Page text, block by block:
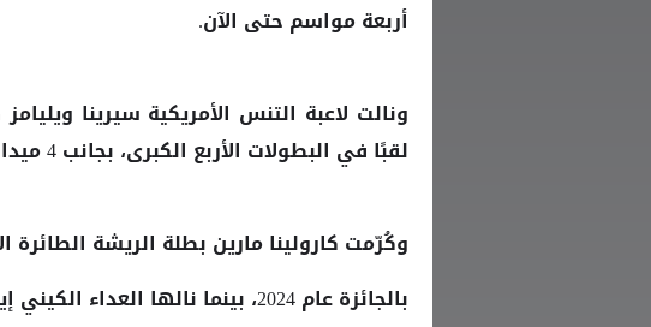
أربعة مواسم حتى الآن.
لقبًا في البطولات الأربع الكبرى، بجانب 4 ميداليات ذهبية أولمبية.
وكُرّمت كارولينا مارين بطلة الريشة الطائرة
بالجائزة عام 2024، بينما نالها العداء الكيني إيليود كيبشوجين عام 2023.